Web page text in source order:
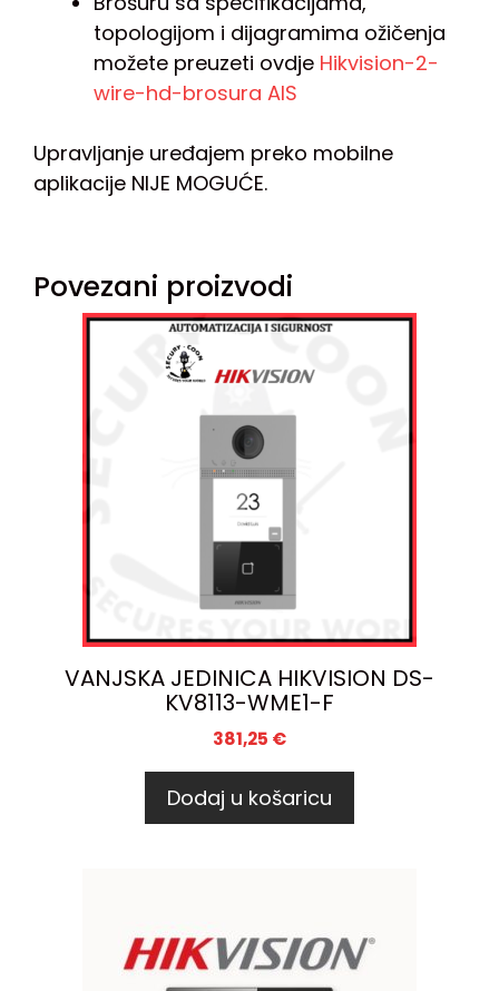
topologijom i dijagramima ožičenja
možete preuzeti ovdje Hikvision-2-
wire-hd-brosura AIS
Upravljanje uređajem preko mobilne
aplikacije NIJE MOGUĆE.
Povezani proizvodi
VANJSKA JEDINICA HIKVISION DS-
KV8113-WME1-F
381,25 €
Dodaj u košaricu